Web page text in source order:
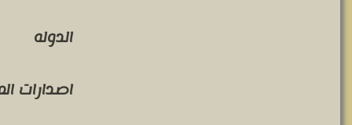
الدوله
اصدارات